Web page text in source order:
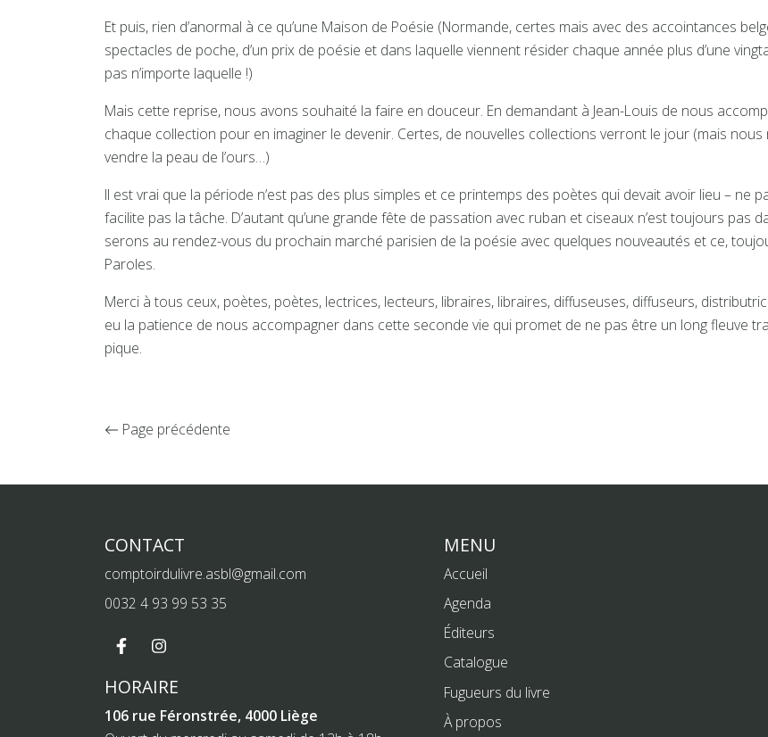
Et puis, rien d’anormal à ce qu’une Maison de Poésie (Normande, certes mais avec des accointances
spectacles de poche, d’un prix de poésie et dans laquelle viennent résider chaque année plus d’une
pas n’importe laquelle !)
Mais cette reprise, nous avons souhaité la faire en douceur. En demandant à Jean-Louis de nous
chaque collection pour en imaginer le devenir. Certes, de nouvelles collections verront le jour (mais
vendre la peau de l’ours…)
Il est vrai que la période n’est pas des plus simples et ce printemps des poètes qui devait avoir lieu – ne
facilite pas la tâche. D’autant qu’une grande fête de passation avec ruban et ciseaux n’est toujours pas
serons au rendez-vous du prochain marché parisien de la poésie avec quelques nouveautés et ce,
Paroles.
Merci à tous ceux, poètes, poètes, lectrices, lecteurs, libraires, libraires, diffuseuses, diffuseurs,
eu la patience de nous accompagner dans cette seconde vie qui promet de ne pas être un long fleuve
pique.
Page précédente
CONTACT
comptoirdulivre.asbl@gmail.com
0032 4 93 99 53 35
HORAIRE
106 rue Féronstrée, 4000 Liège
MENU
Accueil
Agenda
Éditeurs
Catalogue
Fugueurs du livre
À propos